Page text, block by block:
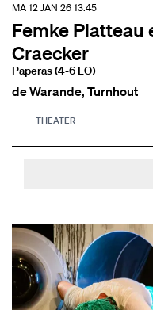
Femke Platteau
Craecker
Paperas (4-6 LO)
MA 12 JAN 2613.45
de Warande, Turnhout
THEATER